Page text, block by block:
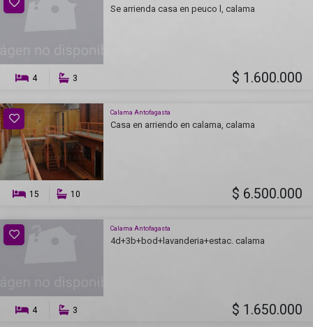
Se arrienda casa en peuco l, calama
4 3 $ 1.600.000
Calama Antofagasta
Casa en arriendo en calama, calama
15 10 $ 6.500.000
Calama Antofagasta
4d+3b+bod+lavanderia+estac. calama
4 3 $ 1.650.000